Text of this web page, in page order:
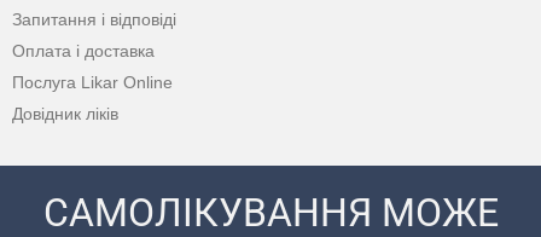
Запитання і відповіді
Оплата і доставка
Послуга Likar Online
Довідник ліків
САМОЛІКУВАННЯ МОЖЕ